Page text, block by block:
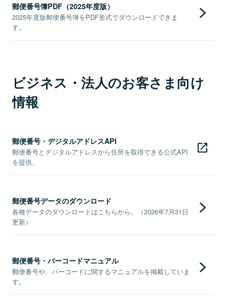
郵便番号簿PDF（2025年度版）
2025年度版郵便番号簿をPDF形式でダウンロードできま
す。
ビジネス・法人のお客さま向け
情報
郵便番号・デジタルアドレスAPI
郵便番号とデジタルアドレスから住所を取得できる公式API
を提供。
郵便番号データのダウンロード
各種データのダウンロードはこちらから。（2026年7月31日
更新）
郵便番号・バーコードマニュアル
郵便番号や、バーコードに関するマニュアルを掲載していま
す。